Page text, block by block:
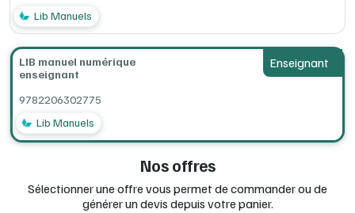
Configurations minimum requises (en ligne, ordinateur,
tablettes, clé USB) :
consultez la documentation complète Lib
MANUELSà la rubrique Installation.
Lib Manuels
Enseignant
LIB manuel numérique
enseignant
9782206302775
Lib Manuels
Nos offres
Sélectionner une offre vous permet de commander ou de
générer un devis depuis votre panier.